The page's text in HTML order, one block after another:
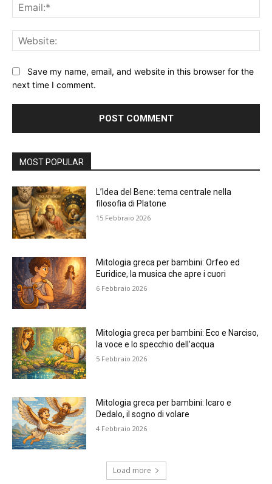
Save my name, email, and website in this browser for the
next time I comment.
MOST POPULAR
L’Idea del Bene: tema centrale nella
filosofia di Platone
15 Febbraio 2026
Mitologia greca per bambini: Orfeo ed
Euridice, la musica che apre i cuori
6 Febbraio 2026
Mitologia greca per bambini: Eco e Narciso,
la voce e lo specchio dell’acqua
5 Febbraio 2026
Mitologia greca per bambini: Icaro e
Dedalo, il sogno di volare
4 Febbraio 2026
Load more